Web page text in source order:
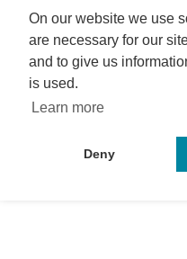
On our website we use
are necessary for our
and to give us
is used.
Learn more
Deny